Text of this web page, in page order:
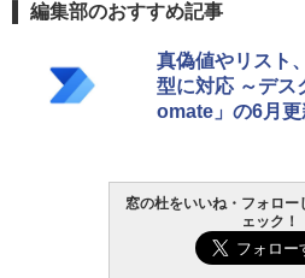
Robloxギフ
定バーチャル
インゲームコ
ラインコード
Robloxギフ
定バーチャル
インゲームコ
生成AIパスポ
￥1,766
AIイラスト表
出す プロン
ズ (はぴーイ
Amazon
ンチディスプ
週間持続バッ
ク
Amazon
ない、大きな
続バッテリー
編集部のおすすめ記事
真偽値やリスト
型に対応 ～デ
omate」の6月更
窓の杜をいいね・フォロー
ェック！